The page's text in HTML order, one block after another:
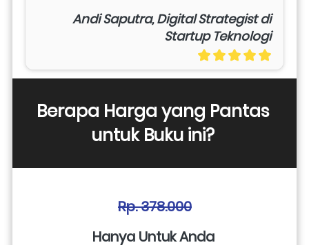
Andi Saputra, Digital Strategist di
Startup Teknologi
Berapa Harga yang Pantas
untuk Buku ini?
Rp. 378.000
Hanya Untuk Anda